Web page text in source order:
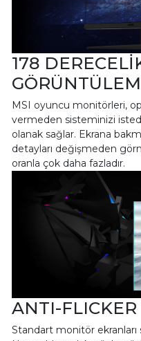
178
MSI oyuncu monitörleri,
vermeden sisteminizi
olanak sağlar. Ekrana
detayları değişmeden
oranla çok daha fazladır.
ANTI-
Standart monitör